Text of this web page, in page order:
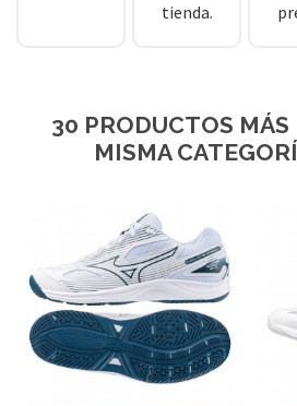
tienda.
30 PRODUCTOS MÁS
MISMA